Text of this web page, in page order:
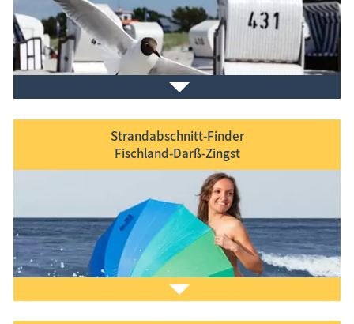
Interessante Ausflugsziele mit präzisen Angaben,
Traditionen, Geschicht­liches
Zu den Orten, die sowohl an der Ostsee als auch am
Bodden liegen, zählen die Ostseebäder
Dierhagen,Prerow, Wustrowsowie das
Ostseeheilbad Zingst.
Die idyllisch gelegenen ErholungsorteBorn a. Darß
er­strecken sich boddenseitig.
Strandabschnitt-Finder
Fischland-Darß-Zingst